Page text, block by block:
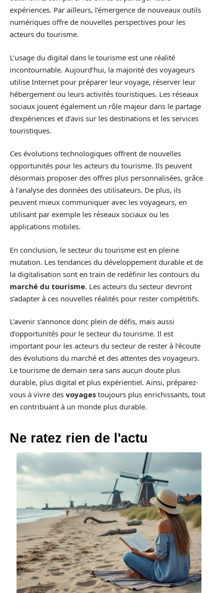
expériences. Par ailleurs, l’émergence de nouveaux outils
numériques offre de nouvelles perspectives pour les
acteurs du tourisme.
L’usage du digital dans le tourisme est une réalité
incontournable. Aujourd’hui, la majorité des voyageurs
utilise Internet pour préparer leur voyage, réserver leur
hébergement ou leurs activités touristiques. Les réseaux
sociaux jouent également un rôle majeur dans le partage
d’expériences et d’avis sur les destinations et les services
touristiques.
Ces évolutions technologiques offrent de nouvelles
opportunités pour les acteurs du tourisme. Ils peuvent
désormais proposer des offres plus personnalisées, grâce
à l’analyse des données des utilisateurs. De plus, ils
peuvent mieux communiquer avec les voyageurs, en
utilisant par exemple les réseaux sociaux ou les
applications mobiles.
En conclusion, le secteur du tourisme est en pleine
mutation. Les tendances du développement durable et de
la digitalisation sont en train de redéfinir les contours du
marché du tourisme. Les acteurs du secteur devront
s’adapter à ces nouvelles réalités pour rester compétitifs.
L’avenir s’annonce donc plein de défis, mais aussi
d’opportunités pour le secteur du tourisme. Il est
important pour les acteurs du secteur de rester à l’écoute
des évolutions du marché et des attentes des voyageurs.
Le tourisme de demain sera sans aucun doute plus
durable, plus digital et plus expérientiel. Ainsi, préparez-
vous à vivre des voyages toujours plus enrichissants, tout
en contribuant à un monde plus durable.
Ne ratez rien de l'actu